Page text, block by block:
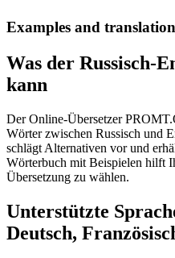
Examples and
Was der Russisch-
kann
Der Online-Übersetzer
Wörter zwischen Russisch und
schlägt Alternativen vor und
Wörterbuch mit Beispielen hilft
Übersetzung zu wählen.
Unterstützte
Deutsch,